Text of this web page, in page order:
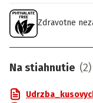
Zdravotne
Na stiahnutie (2)